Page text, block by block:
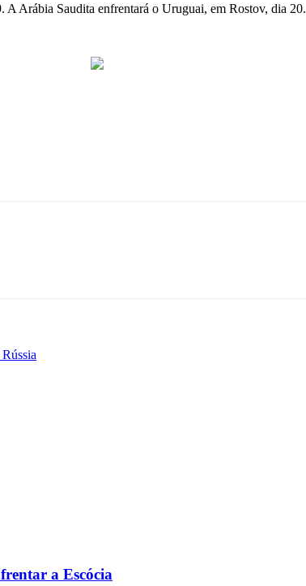
A Arábia Saudita enfrentará o Uruguai, em Rostov, dia 20.
a Escócia